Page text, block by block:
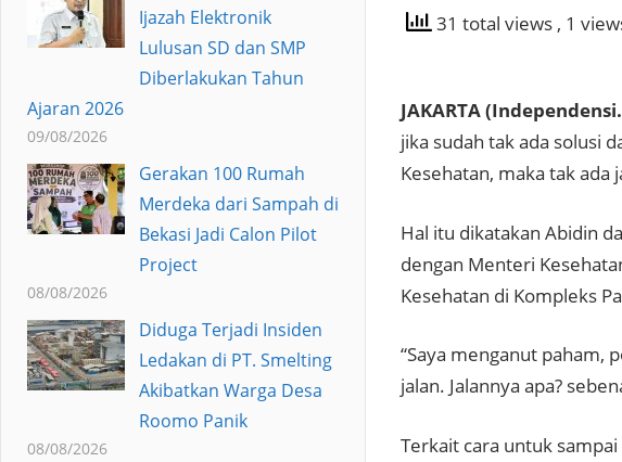
31 total views , 1
JAKARTA
jika sudah tak ada solusi
Kesehatan, maka tak ada
Hal itu dikatakan Abidin
dengan Menteri
Kesehatan di Kompleks
“Saya menganut paham,
jalan. Jalannya apa?
Terkait cara untuk
Ijazah Elektronik
Lulusan SD dan SMP
Diberlakukan Tahun
Ajaran 2026
09/08/2026
Gerakan 100 Rumah
Merdeka dari Sampah di
Bekasi Jadi Calon Pilot
Project
08/08/2026
Diduga Terjadi Insiden
Ledakan di PT. Smelting
Akibatkan Warga Desa
Roomo Panik
08/08/2026